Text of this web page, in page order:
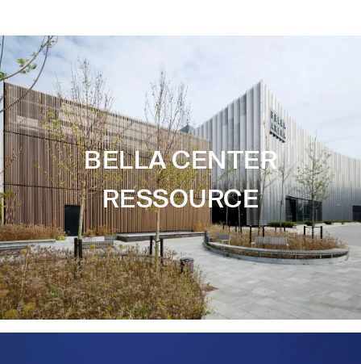
BELLA CENTER
RESSOURCE